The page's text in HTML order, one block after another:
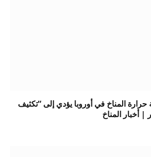
المناخ في أوروبا يؤدي إلى “تكثيف
| أخبار المناخ